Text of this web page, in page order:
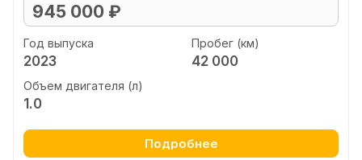
945 000 ₽
Год выпуска
2023
Пробег (км)
42 000
Объем двигателя (л)
1.0
Подробнее